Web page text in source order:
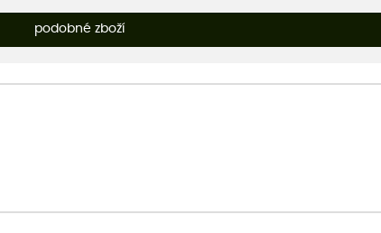
podobné zboží